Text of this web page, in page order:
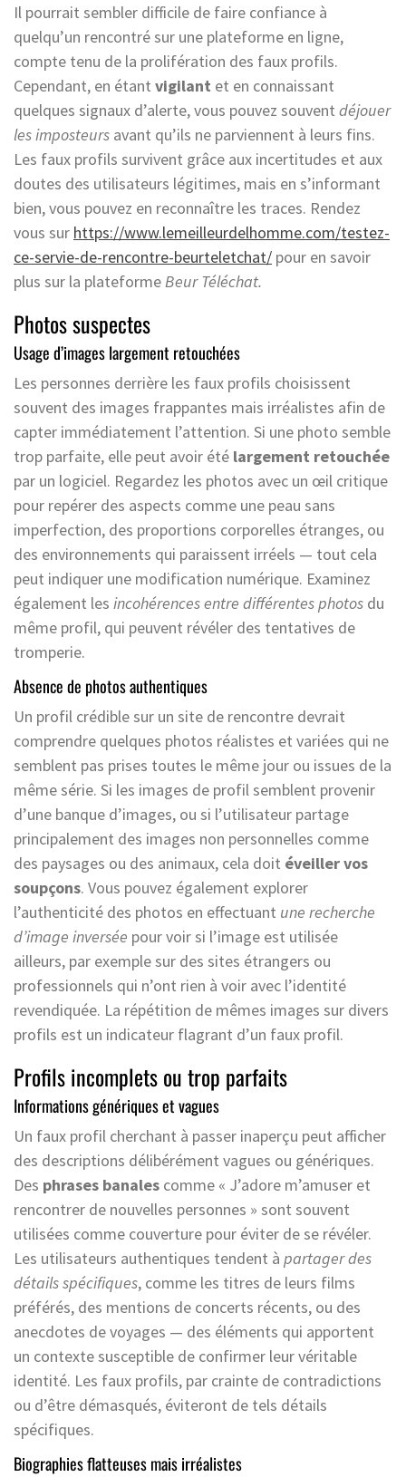
Il pourrait sembler difficile de faire confiance à
quelqu’un rencontré sur une plateforme en ligne,
compte tenu de la prolifération des faux profils.
Cependant, en étant vigilant et en connaissant
quelques signaux d’alerte, vous pouvez souvent déjouer
les imposteurs avant qu’ils ne parviennent à leurs fins.
Les faux profils survivent grâce aux incertitudes et aux
doutes des utilisateurs légitimes, mais en s’informant
bien, vous pouvez en reconnaître les traces. Rendez
vous sur https://www.lemeilleurdelhomme.com/testez-
ce-servie-de-rencontre-beurteletchat/ pour en savoir
plus sur la plateformeBeur Téléchat.
Photos suspectes
Usage d’images largement retouchées
Les personnes derrière les faux profils choisissent
souvent des images frappantes mais irréalistes afin de
capter immédiatement l’attention. Si une photo semble
trop parfaite, elle peut avoir été largement retouchée
par un logiciel. Regardez les photos avec un œil critique
pour repérer des aspects comme une peau sans
imperfection, des proportions corporelles étranges, ou
des environnements qui paraissent irréels — tout cela
peut indiquer une modification numérique. Examinez
également les incohérences entre différentes photos du
même profil, qui peuvent révéler des tentatives de
tromperie.
Absence de photos authentiques
Un profil crédible sur un site de rencontre devrait
comprendre quelques photos réalistes et variées qui ne
semblent pas prises toutes le même jour ou issues de la
même série. Si les images de profil semblent provenir
d’une banque d’images, ou si l’utilisateur partage
principalement des images non personnelles comme
des paysages ou des animaux, cela doit éveiller vos
soupçons. Vous pouvez également explorer
l’authenticité des photos en effectuant une recherche
d’image inversée pour voir si l’image est utilisée
ailleurs, par exemple sur des sites étrangers ou
professionnels qui n’ont rien à voir avec l’identité
revendiquée. La répétition de mêmes images sur divers
profils est un indicateur flagrant d’un faux profil.
Profils incomplets ou trop parfaits
Informations génériques et vagues
Un faux profil cherchant à passer inaperçu peut afficher
des descriptions délibérément vagues ou génériques.
Des phrases banales comme « J’adore m’amuser et
rencontrer de nouvelles personnes » sont souvent
utilisées comme couverture pour éviter de se révéler.
Les utilisateurs authentiques tendent à partager des
détails spécifiques, comme les titres de leurs films
préférés, des mentions de concerts récents, ou des
anecdotes de voyages — des éléments qui apportent
un contexte susceptible de confirmer leur véritable
identité. Les faux profils, par crainte de contradictions
ou d’être démasqués, éviteront de tels détails
spécifiques.
Biographies flatteuses mais irréalistes